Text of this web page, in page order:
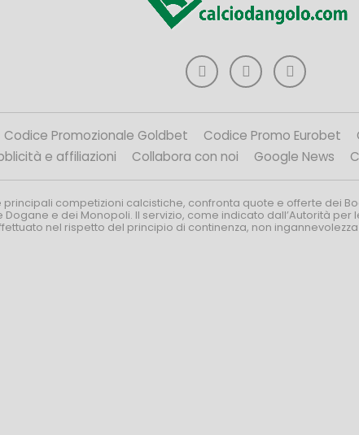
Codice Promozionale Goldbet Codice Promo Eurobet
e affiliazioni
Collabora con noi Google News
competizioni calcistiche, confronta quote e offerte dei
e dei Monopoli. Il servizio, come indicato dall’Autorità
nel rispetto del principio di continenza, non